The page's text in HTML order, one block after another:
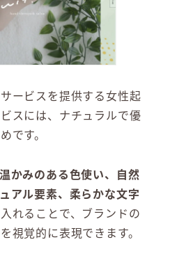
ービスを提供する女性起
スには、ナチュラルで優
です。
かみのある色使い、自然
アル要素、柔らかな文字
れることで、ブランドの
視覚的に表現できます。